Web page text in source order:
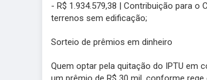
- R$ 1.934.579,38 | Contribuição para
terrenos sem edificação;
Sorteio de prêmios em dinheiro
Quem optar pela quitação do IPTU em